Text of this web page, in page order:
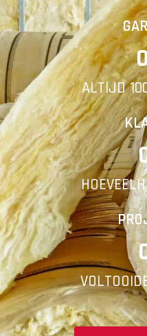
Vorige
E-mail
Telefoonnummer
Vorige
ALTIJD